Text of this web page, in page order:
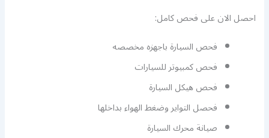
احصل الان على فحص كامل:
فحص السيارة باجهزه مخصصه
فحص كمبيوتر للسيارات
فحص هيكل السيارة
فحصل التواير وضغط الهواء بداخلها
صيانة محرك السيارة